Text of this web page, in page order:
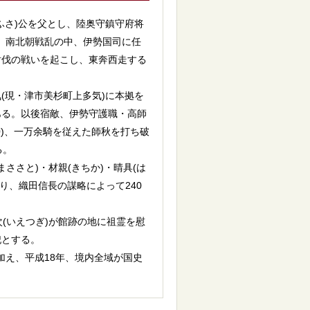
)公を父とし、陸奥守鎮守府将
南北朝戦乱の中、伊勢国司に任
の戦いを起こし、東奔西走する
・津市美杉町上多気)に本拠を
。以後宿敵、伊勢守護職・高師
一万余騎を従えた師秋を打ち破
ささと)・材親(きちか)・晴具(は
、織田信長の謀略によって240
いえつぎ)が館跡の地に祖霊を慰
する。
、平成18年、境内全域が国史